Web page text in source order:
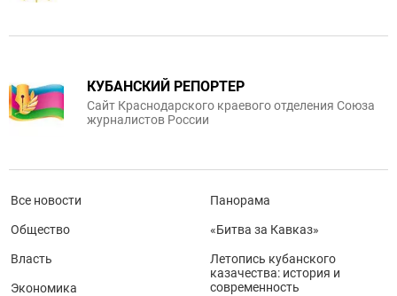
КУБАНСКИЙ РЕПОРТЕР
Сайт Краснодарского краевого отделения Союза
журналистов России
Все новости
Общество
Власть
Экономика
Панорама
«Битва за Кавказ»
Летопись кубанского
казачества: история и
современность